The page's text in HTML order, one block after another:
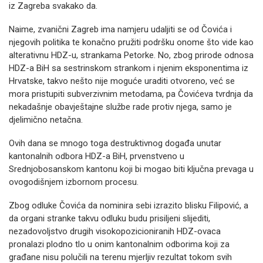
iz Zagreba svakako da.
Naime, zvanični Zagreb ima namjeru udaljiti se od Čovića i
njegovih politika te konačno pružiti podršku onome što vide kao
alterativnu HDZ-u, strankama Petorke. No, zbog prirode odnosa
HDZ-a BiH sa sestrinskom strankom i njenim eksponentima iz
Hrvatske, takvo nešto nije moguće uraditi otvoreno, već se
mora pristupiti subverzivnim metodama, pa Čovićeva tvrdnja da
nekadašnje obavještajne službe rade protiv njega, samo je
djelimično netačna.
Ovih dana se mnogo toga destruktivnog događa unutar
kantonalnih odbora HDZ-a BiH, prvenstveno u
Srednjobosanskom kantonu koji bi mogao biti ključna prevaga u
ovogodišnjem izbornom procesu.
Zbog odluke Čovića da nominira sebi izrazito blisku Filipović, a
da organi stranke takvu odluku budu prisiljeni slijediti,
nezadovoljstvo drugih visokopozicioniranih HDZ-ovaca
pronalazi plodno tlo u onim kantonalnim odborima koji za
građane nisu polučili na terenu mjerljiv rezultat tokom svih